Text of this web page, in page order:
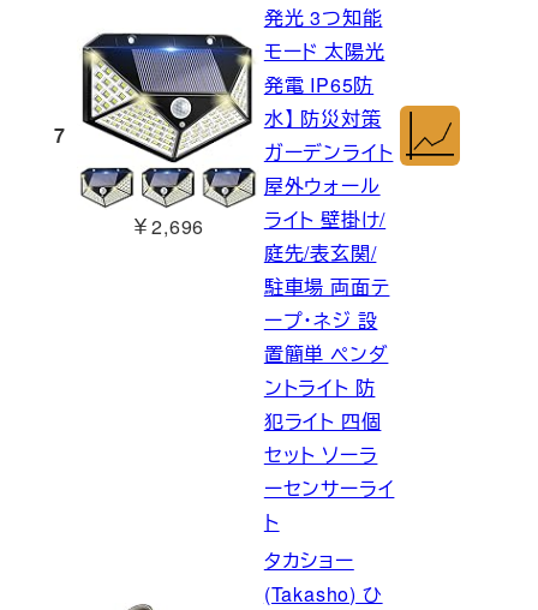
7
￥2,696
発光 3つ知能
モード 太陽光
発電 IP65防
水】 防災対策
ガーデンライト
屋外ウォール
ライト 壁掛け/
庭先/表玄関/
駐車場 両面テ
ープ・ネジ 設
置簡単 ペンダ
ントライト 防
犯ライト 四個
セット ソーラ
ーセンサーライ
ト
タカショー
(Takasho) ひ